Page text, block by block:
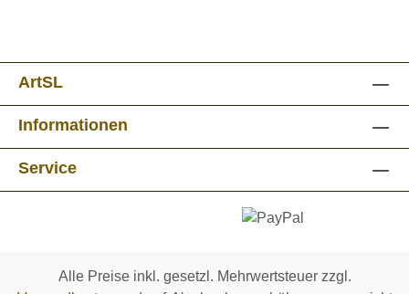
ArtSL
Informationen
Service
Alle Preise inkl. gesetzl. Mehrwertsteuer zzgl.